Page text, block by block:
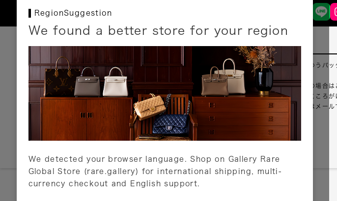
RegionSuggestion
We found a better store for your region
We detected your browser language. Shop on Gallery Rare
Global Store (rare.gallery) for international shipping, multi-
currency checkout and English support.
お支払いについて
以下のお支払方法が利用可能です。
クレジットカード
ショッピングローン
銀行振込・郵便振替
代金引換
Amazon Pay
PayPay
店頭支払い
詳しくはこちら
配送について
配送業者：佐川急便・ゆうパッ
ご注文確認（銀行振込の場合
営業日以内のご出荷をこころ
が一出荷が遅れる場合はメー
詳しくはこちら